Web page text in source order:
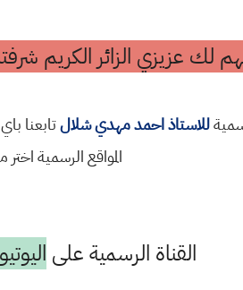
لك عزيزي الزائر الكريم
للاستاذ احمد مهدي شلالتابعنا
المواقع الرسمية اختر
القناة الرسمية على